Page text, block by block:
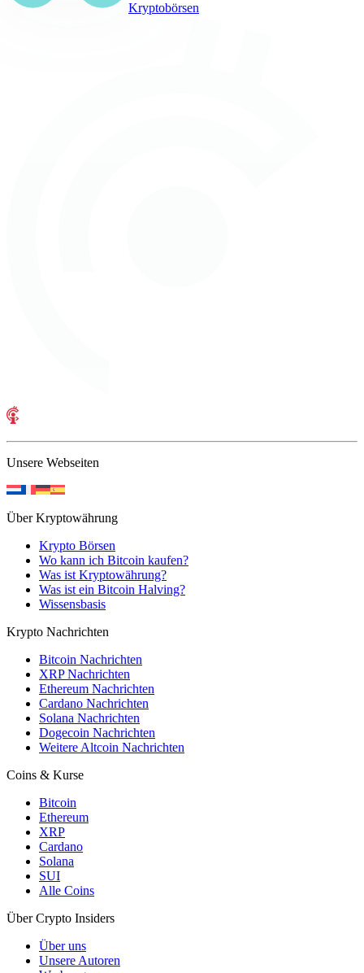
Kryptobörsen
Unsere Webseiten
Über Kryptowährung
Krypto Börsen
Wo kann ich Bitcoin kaufen?
Was ist Kryptowährung?
Was ist ein Bitcoin Halving?
Wissensbasis
Krypto Nachrichten
Bitcoin Nachrichten
XRP Nachrichten
Ethereum Nachrichten
Cardano Nachrichten
Solana Nachrichten
Dogecoin Nachrichten
Weitere Altcoin Nachrichten
Coins & Kurse
Bitcoin
Ethereum
XRP
Cardano
Solana
SUI
Alle Coins
Über Crypto Insiders
Über uns
Unsere Autoren